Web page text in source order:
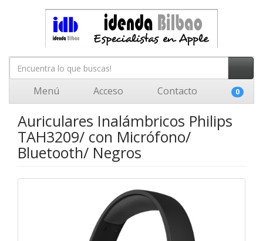
Menú Acceso Contacto 0
Auriculares Inalámbricos Philips
TAH3209/ con Micrófono/
Bluetooth/ Negros